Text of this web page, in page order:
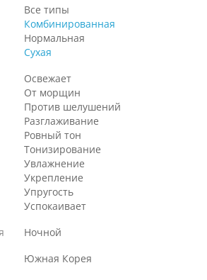
Все типы
Комбинированная
Нормальная
Сухая
Освежает
От морщин
Против шелушений
Разглаживание
Ровный тон
Тонизирование
Увлажнение
Укрепление
Упругость
Успокаивает
Ночной
Южная Корея